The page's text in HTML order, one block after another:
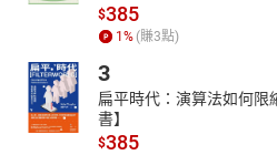
$385
1 % (賺3點)
3
扁平時代：演算法如何限
書】
$385